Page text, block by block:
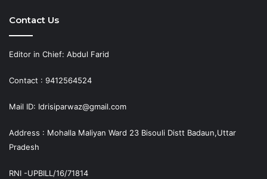
Contact Us
Editor in Chief: Abdul Farid
Contact : 9412564524
Mail ID: Idrisiparwaz@gmail.com
Address : Mohalla Maliyan Ward 23 Bisouli Distt Badaun,Uttar
Pradesh
RNI -UPBILL/16/71814